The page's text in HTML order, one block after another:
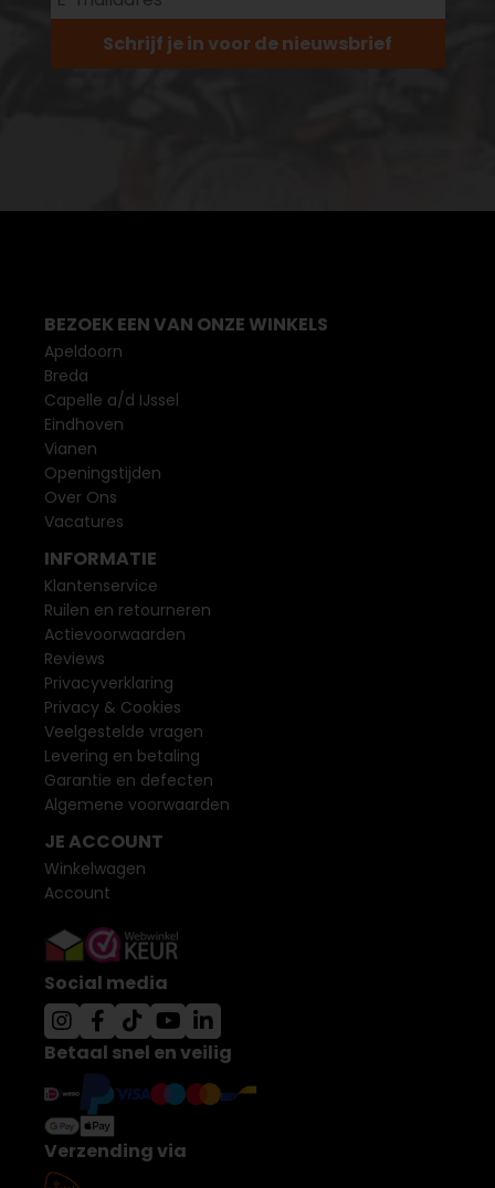
Schrijf je in voor de nieuwsbrief
BEZOEK EEN VAN ONZE WINKELS
Apeldoorn
Breda
Capelle a/d IJssel
Eindhoven
Vianen
Openingstijden
Over Ons
Vacatures
INFORMATIE
Klantenservice
Ruilen en retourneren
Actievoorwaarden
Reviews
Privacyverklaring
Privacy & Cookies
Veelgestelde vragen
Levering en betaling
Garantie en defecten
Algemene voorwaarden
JE ACCOUNT
Winkelwagen
Account
Social media
Betaal snel en veilig
Verzending via